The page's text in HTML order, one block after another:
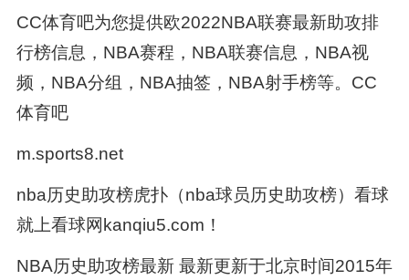
CC体育吧为您提供欧2022NBA联赛最新助攻排
行榜信息，NBA赛程，NBA联赛信息，NBA视
频，NBA分组，NBA抽签，NBA射手榜等。CC
体育吧
m.sports8.net
nba历史助攻榜虎扑（nba球员历史助攻榜）看球
就上看球网kanqiu5.com！
NBA历史助攻榜最新 最新更新于北京时间2015年